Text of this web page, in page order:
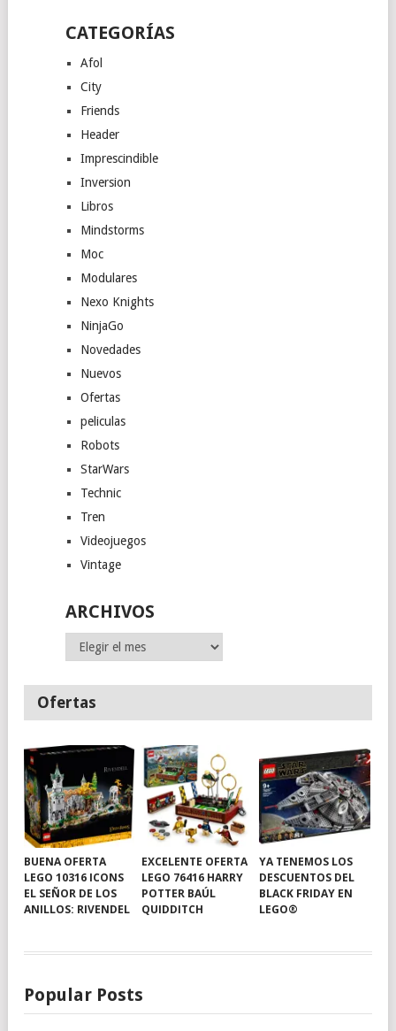
CATEGORÍAS
Afol
City
Friends
Header
Imprescindible
Inversion
Libros
Mindstorms
Moc
Modulares
Nexo Knights
NinjaGo
Novedades
Nuevos
Ofertas
peliculas
Robots
StarWars
Technic
Tren
Videojuegos
Vintage
ARCHIVOS
Archivos
Ofertas
BUENA OFERTA
LEGO 10316 ICONS
EL SEÑOR DE LOS
ANILLOS: RIVENDEL
EXCELENTE OFERTA
LEGO 76416 HARRY
POTTER BAÚL
QUIDDITCH
YA TENEMOS LOS
DESCUENTOS DEL
BLACK FRIDAY EN
LEGO®
Popular Posts